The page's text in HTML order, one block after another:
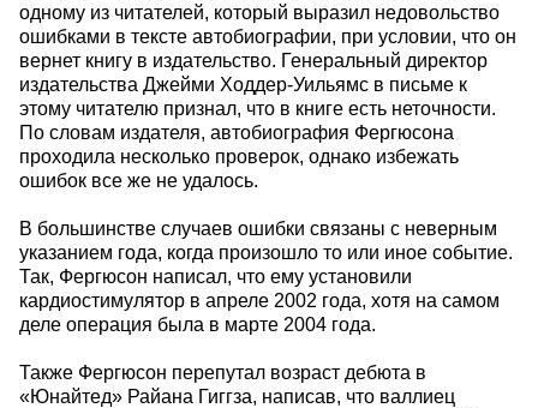
одному из читателей, который выразил недовольство
ошибками в тексте автобиографии, при условии, что он
вернет книгу в издательство. Генеральный директор
издательства Джейми Ходдер-Уильямс в письме к
этому читателю признал, что в книге есть неточности.
По словам издателя, автобиография Фергюсона
проходила несколько проверок, однако избежать
ошибок все же не удалось.
В большинстве случаев ошибки связаны с неверным
указанием года, когда произошло то или иное событие.
Так, Фергюсон написал, что ему установили
кардиостимулятор в апреле 2002 года, хотя на самом
деле операция была в марте 2004 года.
Также Фергюсон перепутал возраст дебюта в
«Юнайтед» Райана Гиггза, написав, что валлиец